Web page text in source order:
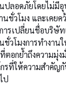
ปลอดภัยโดยไม่มี
นชั่วโมง และเคย
ารเปลี่ยนชื่อบริษั
ชั่วโมงการทำงาน
ตอกย้ำถึงความมุ่
รที่ให้ความสำคัญ
ป